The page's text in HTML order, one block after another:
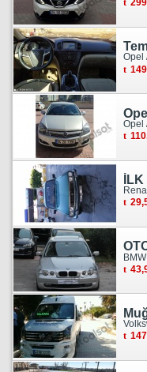
Opel
Opel